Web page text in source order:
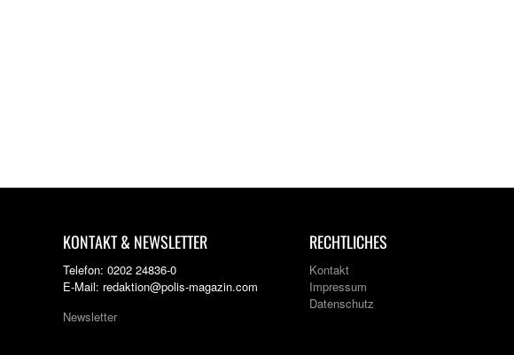
KONTAKT & NEWSLETTER
Telefon: 0202 24836-0
E-Mail: redaktion@polis-magazin.com
Newsletter
RECHTLICHES
Kontakt
Impressum
Datenschutz